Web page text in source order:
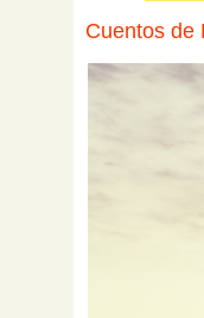
Cuentos de